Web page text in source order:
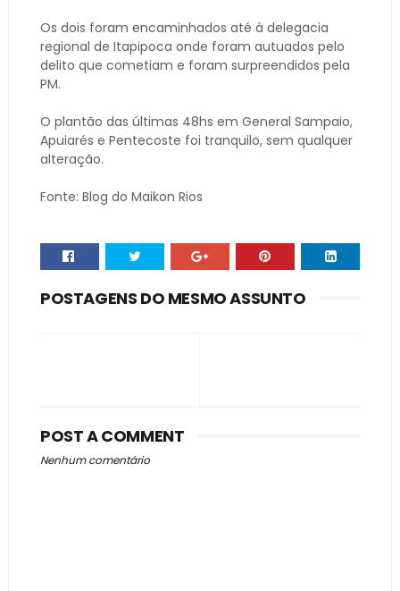
Os dois foram encaminhados até à delegacia
regional de Itapipoca onde foram autuados pelo
delito que cometiam e foram surpreendidos pela
PM.
O plantão das últimas 48hs em General Sampaio,
Apuiarés e Pentecoste foi tranquilo, sem qualquer
alteração.
Fonte: Blog do Maikon Rios
POSTAGENS DO MESMO ASSUNTO
POST A COMMENT
Nenhum comentário